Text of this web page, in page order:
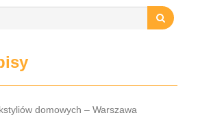
domowych – Warszawa